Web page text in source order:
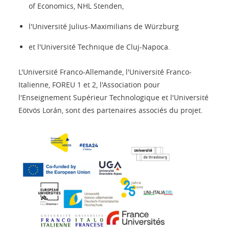
of Economics, NHL Stenden,
l'Université Julius-Maximilians de Würzburg
et l'Université Technique de Cluj-Napoca.
L'Université Franco-Allemande, l'Université Franco-
Italienne, FOREU 1 et 2, l'Association pour
l'Enseignement Supérieur Technologique et l'Université
Eötvös Lorán, sont des partenaires associés du projet.